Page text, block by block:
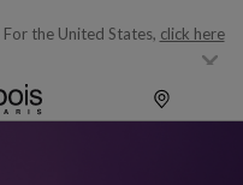
For the United States, click here